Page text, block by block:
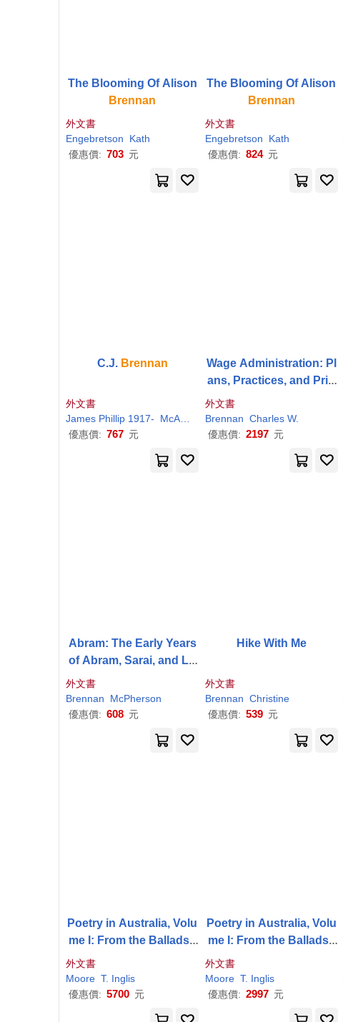
Brennan
外文書
Engebretson
Kath
優惠價: 703 元
Brennan
外文書
Engebretson
Kath
優惠價: 824 元
C.J. Brennan
外文書
James Phillip 1917-
McAuley
優惠價: 767 元
Wage Administration: Pl
ans, Practices, and Prin
外文書
Brennan Charles W.
優惠價: 2197 元
Abram: The Early Years
of Abram, Sarai, and Lo
外文書
Brennan
McPherson
優惠價: 608 元
Hike With Me
外文書
Brennan Christine
優惠價: 539 元
Poetry in Australia, Volu
me I: From the Ballads t
外文書
Moore T. Inglis
優惠價: 5700 元
Poetry in Australia, Volu
me I: From the Ballads t
外文書
Moore T. Inglis
優惠價: 2997 元